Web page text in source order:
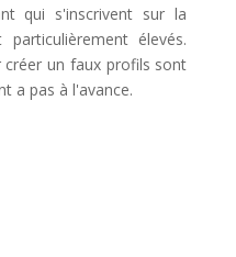
qui s'inscrivent sur la
élevés.
un faux profils sont
a pas à l'avance.